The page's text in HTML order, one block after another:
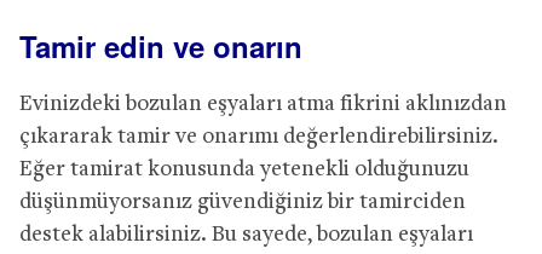
Tamir edin ve onarın
Evinizdeki bozulan eşyaları atma fikrini aklınızdan
çıkararak tamir ve onarımı değerlendirebilirsiniz.
Eğer tamirat konusunda yetenekli olduğunuzu
düşünmüyorsanız güvendiğiniz bir tamirciden
destek alabilirsiniz. Bu sayede, bozulan eşyaları